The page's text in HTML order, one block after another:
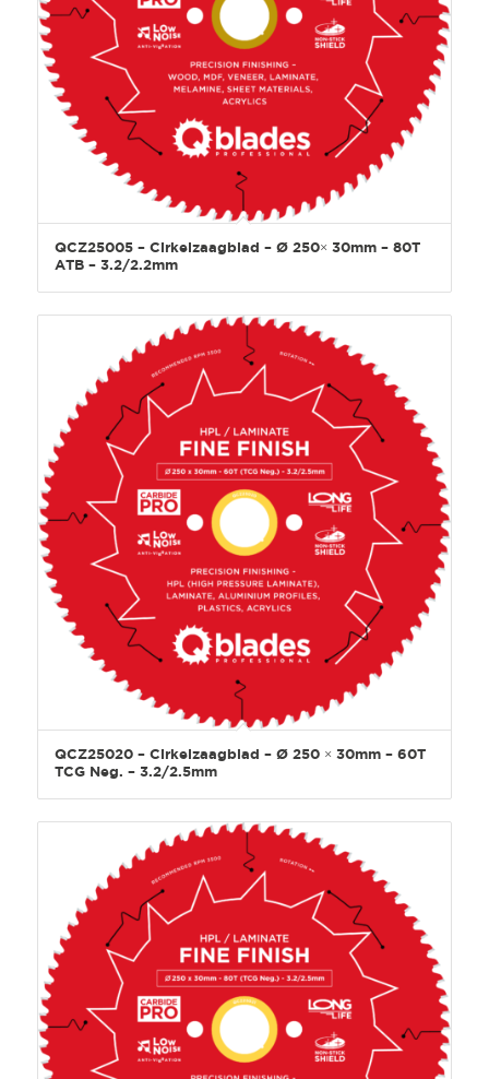
QCZ25005 – Cirkelzaagblad – Ø 250× 30mm – 80T
ATB – 3.2/2.2mm
QCZ25020 – Cirkelzaagblad – Ø 250 × 30mm – 60T
TCG Neg. – 3.2/2.5mm